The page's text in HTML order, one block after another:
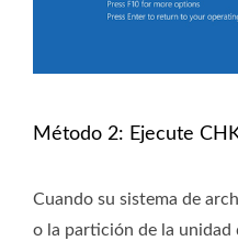
Método 2: Ejecute
Cuando su sistema de
o la partición de la unidad